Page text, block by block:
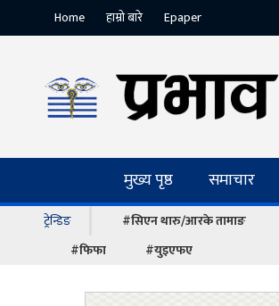
Home हाम्रो बारे Epaper
मुख्य पृष्ठ समाचार
ट्रेन्डिङ #सिएन थारु/आरके तामाङ
#फिफा
#युइएफए